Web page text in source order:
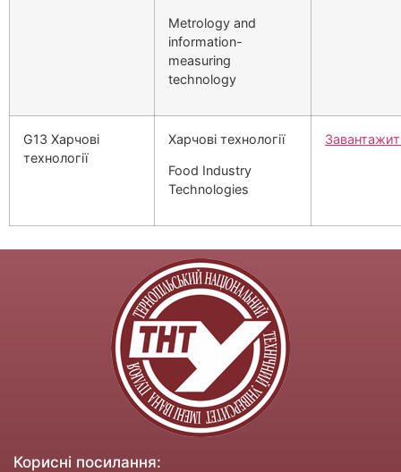
Metrology and
information-
measuring
technology
G13 Харчові
технології
Харчові технології
Food Industry
Technologies
Корисні посилання: